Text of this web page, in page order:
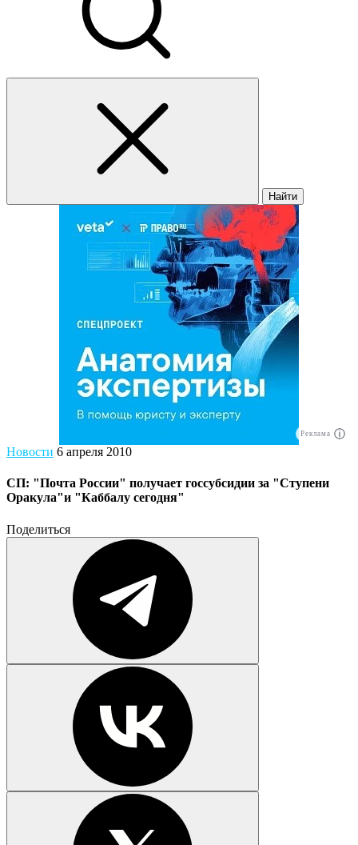
Найти
Реклама
Новости 6 апреля 2010
СП: "Почта России" получает госсубсидии за "Ступени
Оракула"и "Каббалу сегодня"
Поделиться